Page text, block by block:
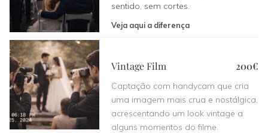
sentido, sem cortes.
Veja aqui a diferença
Vintage Film 200€
Captação com handycam que cria
uma imagem mais crua e nostálgica,
acrescentando um look vintage a
alguns momentos do filme.